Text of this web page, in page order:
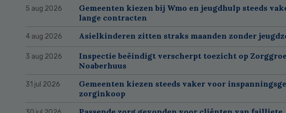
5 aug 2026
Gemeenten kiezen bij Wmo en jeugdhulp steeds
lange contracten
4 aug 2026 Asielkinderen zitten straks maanden zonder
3 aug 2026
Inspectie beëindigt verscherpt toezicht op
Noaberhuus
31 jul 2026
Gemeenten kiezen steeds vaker voor
zorginkoop